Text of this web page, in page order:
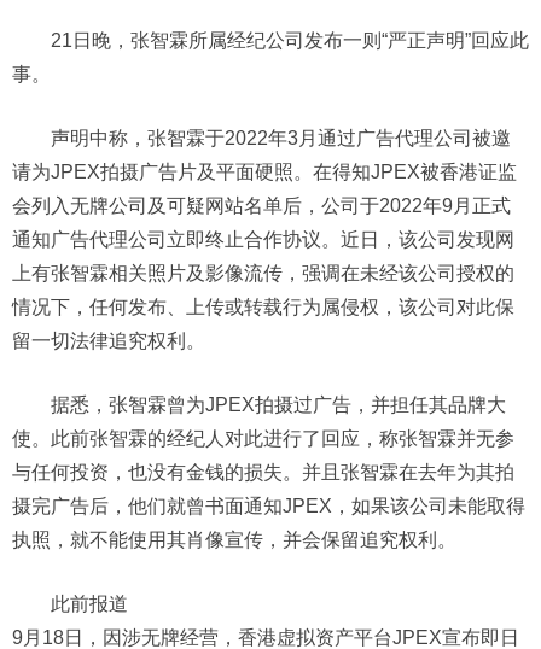
21日晚，张智霖所属经纪公司发布一则“严正声明”回应此
事。
声明中称，张智霖于2022年3月通过广告代理公司被邀
请为JPEX拍摄广告片及平面硬照。在得知JPEX被香港证监
会列入无牌公司及可疑网站名单后，公司于2022年9月正式
通知广告代理公司立即终止合作协议。近日，该公司发现网
上有张智霖相关照片及影像流传，强调在未经该公司授权的
情况下，任何发布、上传或转载行为属侵权，该公司对此保
留一切法律追究权利。
据悉，张智霖曾为JPEX拍摄过广告，并担任其品牌大
使。此前张智霖的经纪人对此进行了回应，称张智霖并无参
与任何投资，也没有金钱的损失。并且张智霖在去年为其拍
摄完广告后，他们就曾书面通知JPEX，如果该公司未能取得
执照，就不能使用其肖像宣传，并会保留追究权利。
此前报道
9月18日，因涉无牌经营，香港虚拟资产平台JPEX宣布即日